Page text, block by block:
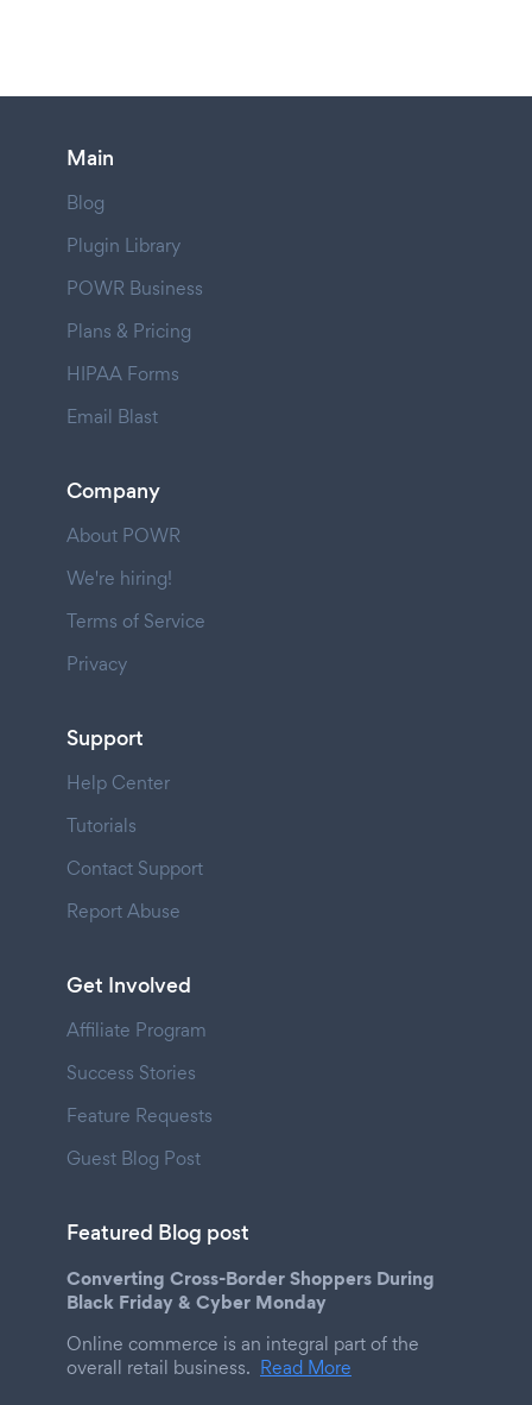
Main
Blog
Plugin Library
POWR Business
Plans & Pricing
HIPAA Forms
Email Blast
Company
About POWR
We're hiring!
Terms of Service
Privacy
Support
Help Center
Tutorials
Contact Support
Report Abuse
Get Involved
Affiliate Program
Success Stories
Feature Requests
Guest Blog Post
Featured Blog post
Converting Cross-Border Shoppers During
Black Friday & Cyber Monday
Online commerce is an integral part of the
overall retail business. Read More